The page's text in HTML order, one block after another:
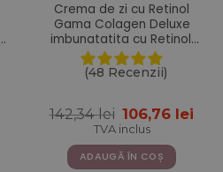
Crema de zi cu Retinol
Gama Colagen Deluxe
imbunatatita cu Retinol,
Acid Hialuronic, Colagen
Marin, Vitamina E, Unt de
Shea, Ulei de Jojoba, Aloe
(48 Recenzii)
142,34lei Prețul
inițial
a
fost:
106,76 lei
TVA inclus
ADAUGĂ ÎN COȘ